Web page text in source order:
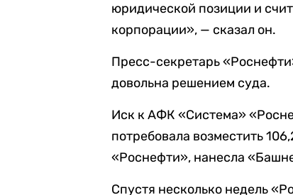
юридической позиции и
корпорации», — сказал он.
Пресс-секретарь
довольна решением суда.
Иск к АФК «Система»
потребовала возместить
«Роснефти», нанесла
Спустя несколько недель